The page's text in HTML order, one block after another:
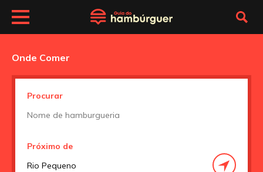
Onde Comer
Procurar
Próximo de